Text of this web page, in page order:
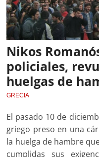
Nikos
policiales,
huelgas de
GRECIA
El pasado 10 de
griego preso en una
la huelga de hambre
cumplidas sus